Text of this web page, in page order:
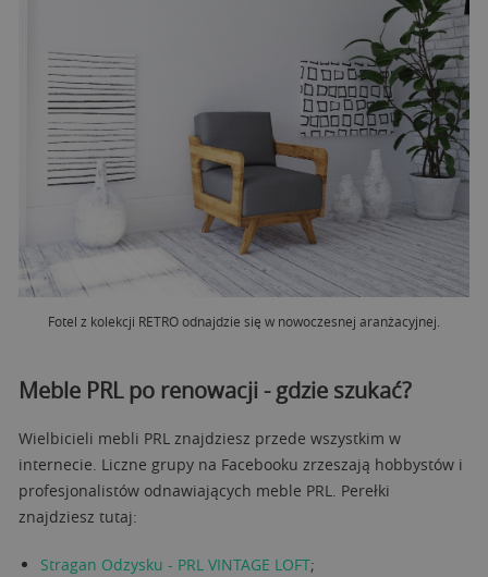
Fotel z kolekcji RETRO odnajdzie się w nowoczesnej aranżacyjnej.
Meble PRL po renowacji - gdzie szukać?
Wielbicieli mebli PRL znajdziesz przede wszystkim w
internecie. Liczne grupy na Facebooku zrzeszają hobbystów i
profesjonalistów odnawiających meble PRL. Perełki
znajdziesz tutaj:
Stragan Odzysku - PRL VINTAGE LOFT;